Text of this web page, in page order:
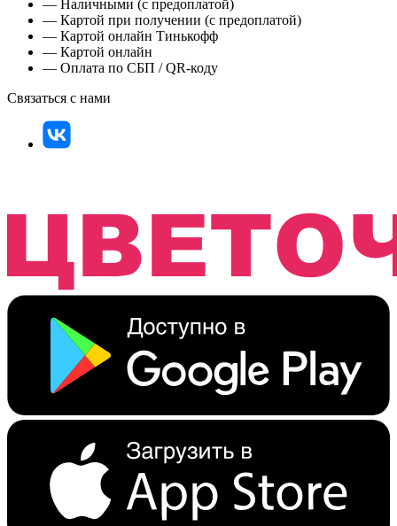
— Наличными (с предоплатой)
— Картой при получении (с предоплатой)
— Картой онлайн Тинькофф
— Картой онлайн
— Оплата по СБП / QR-коду
Связаться с нами